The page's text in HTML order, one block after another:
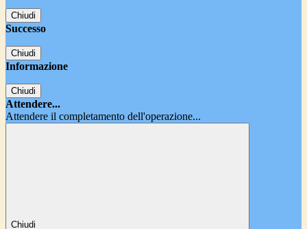
Chiudi
Successo
Chiudi
Informazione
Chiudi
Attendere...
Attendere il completamento dell'operazione...
Chiudi